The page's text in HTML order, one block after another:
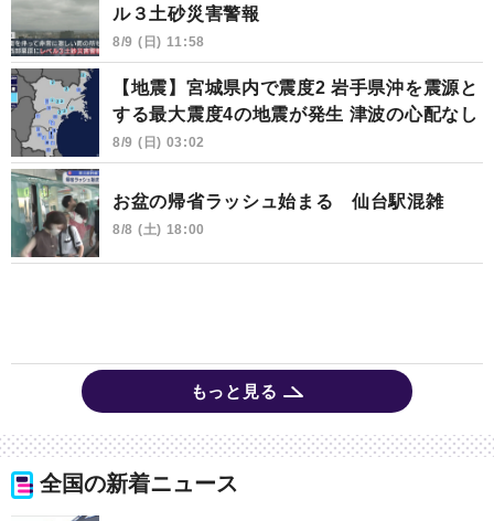
ル３土砂災害警報
8/9 (日) 11:58
【地震】宮城県内で震度2 岩手県沖を震源と
する最大震度4の地震が発生 津波の心配なし
8/9 (日) 03:02
お盆の帰省ラッシュ始まる 仙台駅混雑
8/8 (土) 18:00
もっと見る
全国の新着ニュース